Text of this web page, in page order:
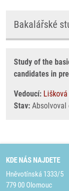
Bakalářské
Study of the
candidates in
Vedoucí:
Stav: Absolvoval
KDE NÁS NAJDETE
Hněvotínská 1333/5
779 00 Olomouc